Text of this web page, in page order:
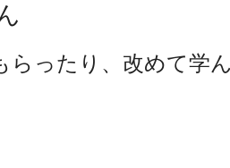
らったり、改めて学